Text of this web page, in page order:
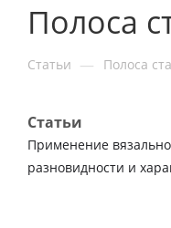
Полоса
Статьи — Полоса
Статьи
Применение
разновидности и